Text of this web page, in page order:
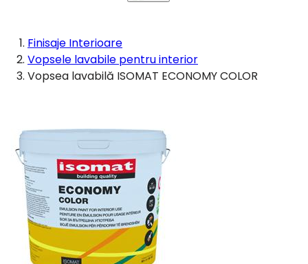
Finisaje Interioare
Vopsele lavabile pentru interior
Vopsea lavabilă ISOMAT ECONOMY COLOR